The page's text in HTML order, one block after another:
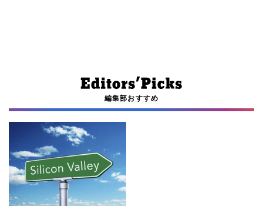
編集部おすすめ